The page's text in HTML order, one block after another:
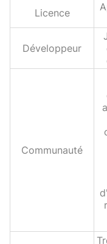
Licence
Développeur
Communauté